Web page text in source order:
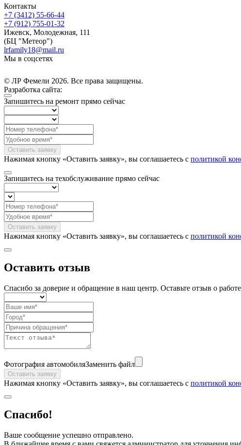
Контакты
+7 (3412) 55-66-44
+7 (912) 755-01-32
Ижевск, Молодежная, 111
(БЦ "Метеор")
lrfamily18@mail.ru
Мы в соцсетях
© ЛР Фемели 2026. Все права защищены.
Разработка сайта:
Запишитесь на ремонт прямо сейчас
Оставить заявку
Нажимая кнопку «Оставить заявку», вы соглашаетесь с политикой
Запишитесь на техобслуживание прямо сейчас
Оставить заявку
Нажимая кнопку «Оставить заявку», вы соглашаетесь с политикой
Оставить отзыв
Спасибо за доверие и обращение в наш центр. Оставьте отзыв о
Фотография автомобиляЗаменить файл
Оставить заявку
Нажимая кнопку «Оставить заявку», вы соглашаетесь с политикой
Спасибо!
Ваше сообщение успешно отправлено.